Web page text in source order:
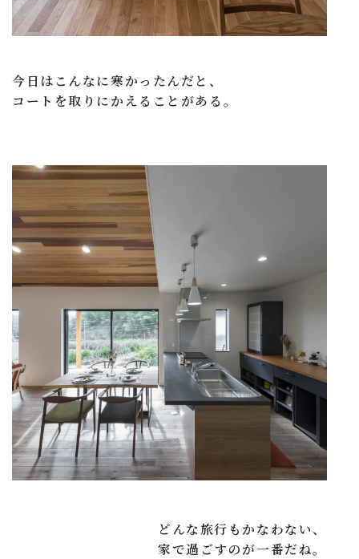
今日はこんなに寒かったんだと、
コートを取りにかえることがある。
どんな旅行もかなわない、
家で過ごすのが一番だね。